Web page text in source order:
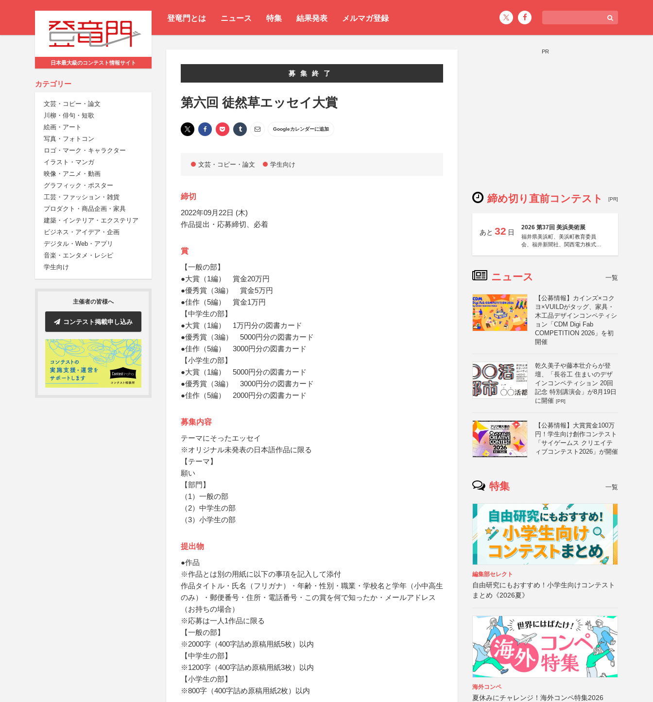
登竜門とは ニュース 特集 結果発表 メルマガ登録
日本最大級のコンテスト情報サイト
カテゴリー
文芸・コピー・論文
川柳・俳句・短歌
絵画・アート
写真・フォトコン
ロゴ・マーク・キャラクター
イラスト・マンガ
映像・アニメ・動画
グラフィック・ポスター
工芸・ファッション・雑貨
プロダクト・商品企画・家具
建築・インテリア・エクステリア
ビジネス・アイデア・企画
デジタル・Web・アプリ
音楽・エンタメ・レシピ
学生向け
主催者の皆様へ
コンテスト掲載申し込み
募集終了
第六回 徒然草エッセイ大賞
Googleカレンダーに追加
文芸・コピー・論文 学生向け
締切
2022年09月22日 (木)
作品提出・応募締切、必着
賞
【一般の部】
●大賞（1編） 賞金20万円
●優秀賞（3編） 賞金5万円
●佳作（5編） 賞金1万円
【中学生の部】
●大賞（1編） 1万円分の図書カード
●優秀賞（3編） 5000円分の図書カード
●佳作（5編） 3000円分の図書カード
【小学生の部】
●大賞（1編） 5000円分の図書カード
●優秀賞（3編） 3000円分の図書カード
●佳作（5編） 2000円分の図書カード
募集内容
テーマにそったエッセイ
※オリジナル未発表の日本語作品に限る
【テーマ】
願い
【部門】
（1）一般の部
（2）中学生の部
（3）小学生の部
提出物
●作品
※作品とは別の用紙に以下の事項を記入して添付
作品タイトル・氏名（フリガナ）・年齢・性別・職業・学校名と学年（小中高生
のみ）・郵便番号・住所・電話番号・この賞を何で知ったか・メールアドレス
（お持ちの場合）
※応募は一人1作品に限る
【一般の部】
※2000字（400字詰め原稿用紙5枚）以内
【中学生の部】
※1200字（400字詰め原稿用紙3枚）以内
【小学生の部】
※800字（400字詰め原稿用紙2枚）以内
PR
締め切り直前コンテスト [PR]
あと 32 日
2026 第37回 美浜美術展
福井県美浜町、美浜町教育委員
会、福井新聞社、関西電力株式会
ニュース 一覧
【公募情報】カインズ×コク
ヨ×VUILDがタッグ、家具・
木工品デザインコンペティシ
ョン「CDM Digi Fab
COMPETITION 2026」を初
開催
乾久美子や藤本壮介らが登
壇、「長谷工 住まいのデザ
インコンペティション 20回
記念 特別講演会」が8月19日
に開催 [PR]
【公募情報】大賞賞金100万
円！学生向け創作コンテスト
「サイゲームス クリエイテ
ィブコンテスト2026」が開催
特集 一覧
編集部セレクト
自由研究にもおすすめ！小学生向けコンテスト
まとめ《2026夏》
海外コンペ
夏休みにチャレンジ！海外コンペ特集2026